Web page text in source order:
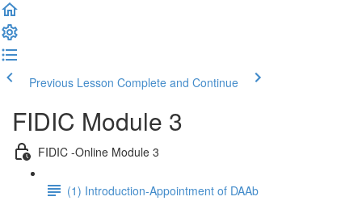
Previous Lesson Complete and Continue
FIDIC Module 3
FIDIC -Online Module 3
(1) Introduction-Appointment of DAAb